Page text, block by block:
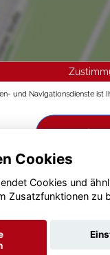
und Navigationsdienste ist
Cookies
Cookies und
Zusatzfunktionen zu